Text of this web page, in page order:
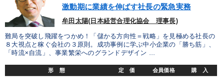
激動期に業績を伸ばす社長の緊急実務
牟田太陽(日本経営合理化協会 理事長)
難局を突破し飛躍をつかめ！「儲かる方向性＝戦略」を見極める社長の
８大視点と稼ぐ会社の３原則。成功事例に学ぶ中小企業の「勝ち筋」、
「時流×自流」、事業繁栄へのグランドデザイン ...
形 態 定 価 会員価格 購 入